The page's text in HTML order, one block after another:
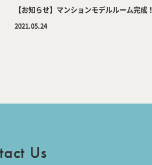
【お知らせ】マンションモデルルーム完成！
2021.05.24
Us
目7番18号